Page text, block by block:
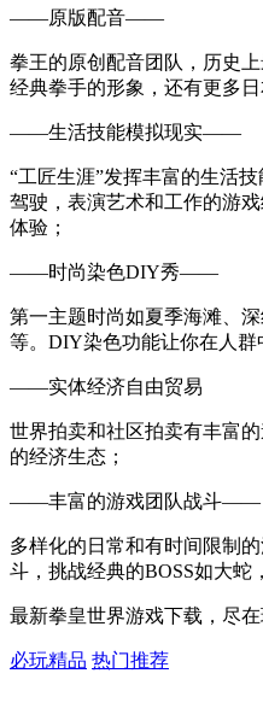
——原版配音——
拳王的原创配音团队，历史
经典拳手的形象，还有更多日
——生活技能模拟现实——
“工匠生涯”发挥丰富的生活
驾驶，表演艺术和工作的游
体验；
——时尚染色DIY秀——
第一主题时尚如夏季海滩、
等。DIY染色功能让你在人群
——实体经济自由贸易
世界拍卖和社区拍卖有丰富
的经济生态；
——丰富的游戏团队战斗——
多样化的日常和有时间限制
斗，挑战经典的BOSS如大蛇
最新拳皇世界游戏下载，尽
必玩精品 热门推荐